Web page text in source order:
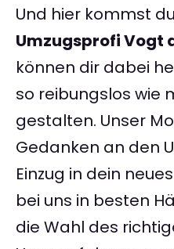
Und hier kommst
Umzugsprofi Vogt
können dir dabei
so reibungslos wie
gestalten. Unser
Gedanken an den
Einzug in dein
bei uns in besten
die Wahl des